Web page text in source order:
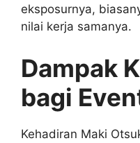
eksposurnya,
nilai kerja samanya.
Dampak
bagi
Kehadiran Maki